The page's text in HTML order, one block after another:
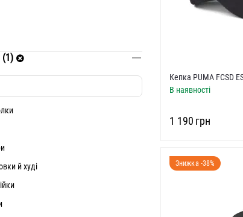
Кепка PUMA FCSD
В наявності
‍1 190‍ грн
Знижка -38%
(1)
й худі